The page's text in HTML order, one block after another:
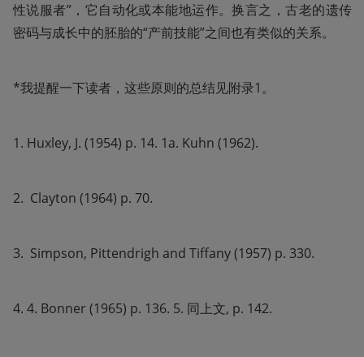
性说服者”，它自动化或本能地运作。换言之，古老的遗传
密码与成长中的胚胎的“产前技能”之间也有类似的关系。
*我提醒一下读者，这些原则的总结见附录1。
1. Huxley, J. (1954) p. 14. 1a. Kuhn (1962).
2.  Clayton (1964) p. 70.
3.  Simpson, Pittendrigh and Tiffany (1957) p. 330.
4. 4. Bonner (1965) p. 136. 5. 同上文, p. 142.